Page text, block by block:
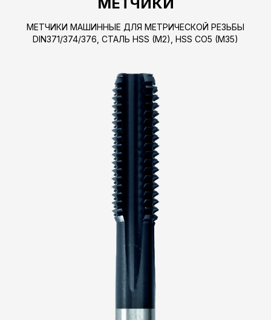
МЕТЧИКИ МАШИННЫЕ ДЛЯ МЕТРИЧЕСКОЙ РЕЗЬБЫ
DIN371/374/376, СТАЛЬ HSS (M2), HSS CO5 (M35)